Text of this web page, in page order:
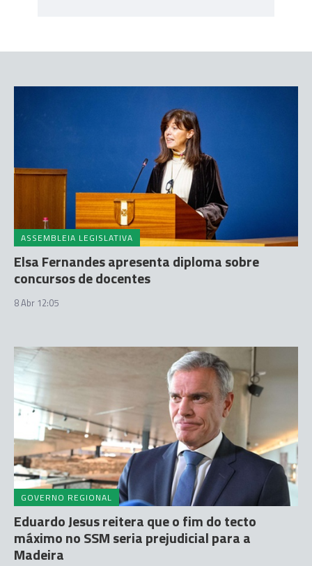
ASSEMBLEIA LEGISLATIVA
Elsa Fernandes apresenta diploma sobre
concursos de docentes
8 Abr 12:05
GOVERNO REGIONAL
Eduardo Jesus reitera que o fim do tecto
máximo no SSM seria prejudicial para a
Madeira